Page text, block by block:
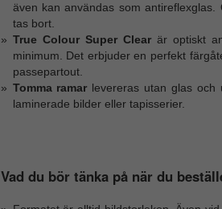
även kan användas som
tas bort.
True Colour Super Clear är optiskt
minimum. Det erbjuder en perfekt
passepartout.
Tomma ramar levereras utan glas och
laminerade bilder eller tapisserier.
Vad du bör tänka på när du